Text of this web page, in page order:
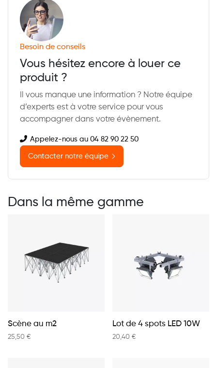
Besoin de conseils
Vous hésitez encore à louer ce
produit ?
Il vous manque une information ? Notre équipe
d’experts est à votre service pour vous
accompagner dans votre évènement.
Appelez-nous au 04 82 90 22 50
Contacter notre équipe
Dans la même gamme
Scène au m2
25,50 €
Lot de 4 spots LED 10W
20,40 €